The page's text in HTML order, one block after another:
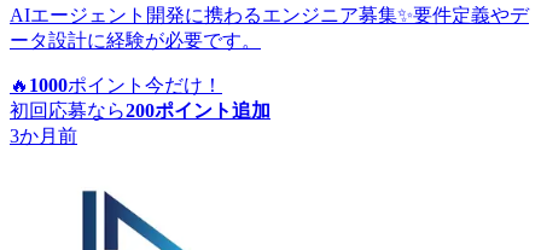
AIエージェント開発に携わるエンジニア募集✨要件定義やデ
ータ設計に経験が必要です。
🔥 1000ポイント 今だけ！
初回応募なら200ポイント追加
3か月前